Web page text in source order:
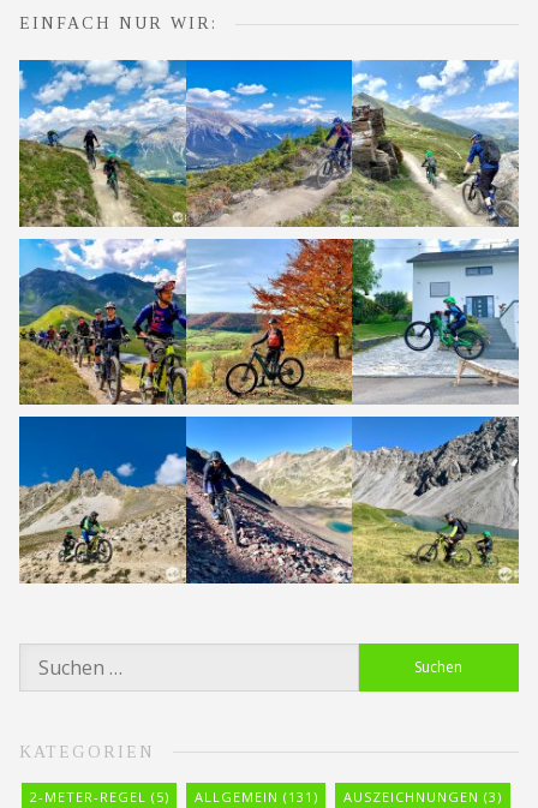
EINFACH NUR WIR:
Suchen
nach:
KATEGORIEN
2-METER-REGEL (5) ALLGEMEIN (131) AUSZEICHNUNGEN (3)